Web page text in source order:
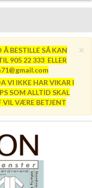
×
BESTILLE SÅ KAN
905 22 333 ELLER
VI IKKE HAR VIKAR I
SOM ALLTID SKAL
VIL VÆRE BETJENT